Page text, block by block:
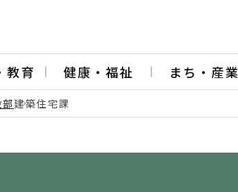
教育 健康・福祉 まち・産業
建築住宅課